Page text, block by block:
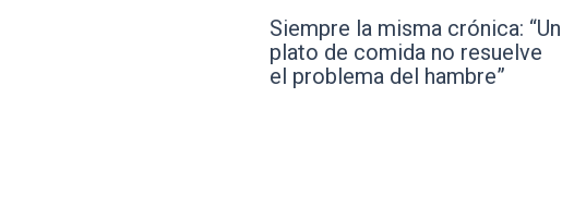
Llega una nueva edición de
“Lo que vendrá”, el premio que
destaca las obras de los